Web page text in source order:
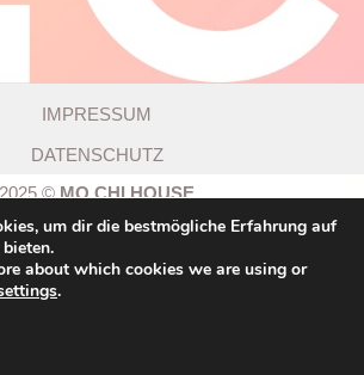
IMPRESSUM
DATENSCHUTZ
2025 © MO CHI HOUSE
motion meets chi
by Melanie Hennies
Kirchweg 13 | 32257 Bünde
um dir die bestmögliche Erfahrung auf
about which cookies we are using or
.